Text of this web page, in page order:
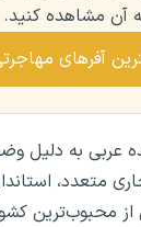
آن مشاهده کنید.
آفرهای
عربی به دلیل
متعدد،
محبوب‌ترین